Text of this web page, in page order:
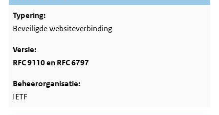
Beveiligde websiteverbinding
RFC 9110 en RFC 6797
IETF